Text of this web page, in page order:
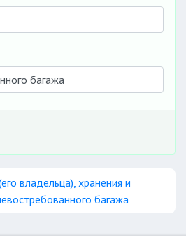
владельца), хранения и
багажа